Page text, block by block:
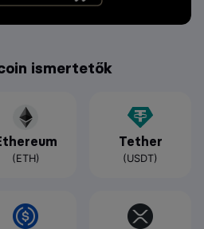
ismertetők
(ETH)
Tether
(USDT)